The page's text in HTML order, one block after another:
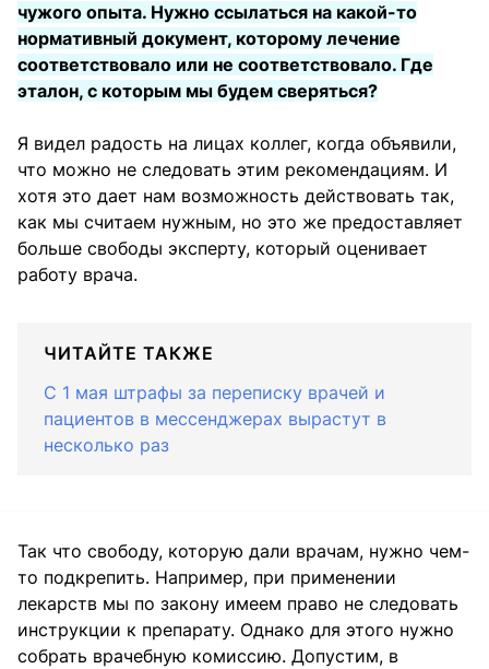
чужого опыта. Нужно ссылаться на какой-то
нормативный документ, которому лечение
соответствовало или не соответствовало. Где
эталон, с которым мы будем сверяться?
Я видел радость на лицах коллег, когда объявили,
что можно не следовать этим рекомендациям. И
хотя это дает нам возможность действовать так,
как мы считаем нужным, но это же предоставляет
больше свободы эксперту, который оценивает
работу врача.
ЧИТАЙТЕ ТАКЖЕ
С 1 мая штрафы за переписку врачей и
пациентов в мессенджерах вырастут в
несколько раз
Так что свободу, которую дали врачам, нужно чем-
то подкрепить. Например, при применении
лекарств мы по закону имеем право не следовать
инструкции к препарату. Однако для этого нужно
собрать врачебную комиссию. Допустим, в